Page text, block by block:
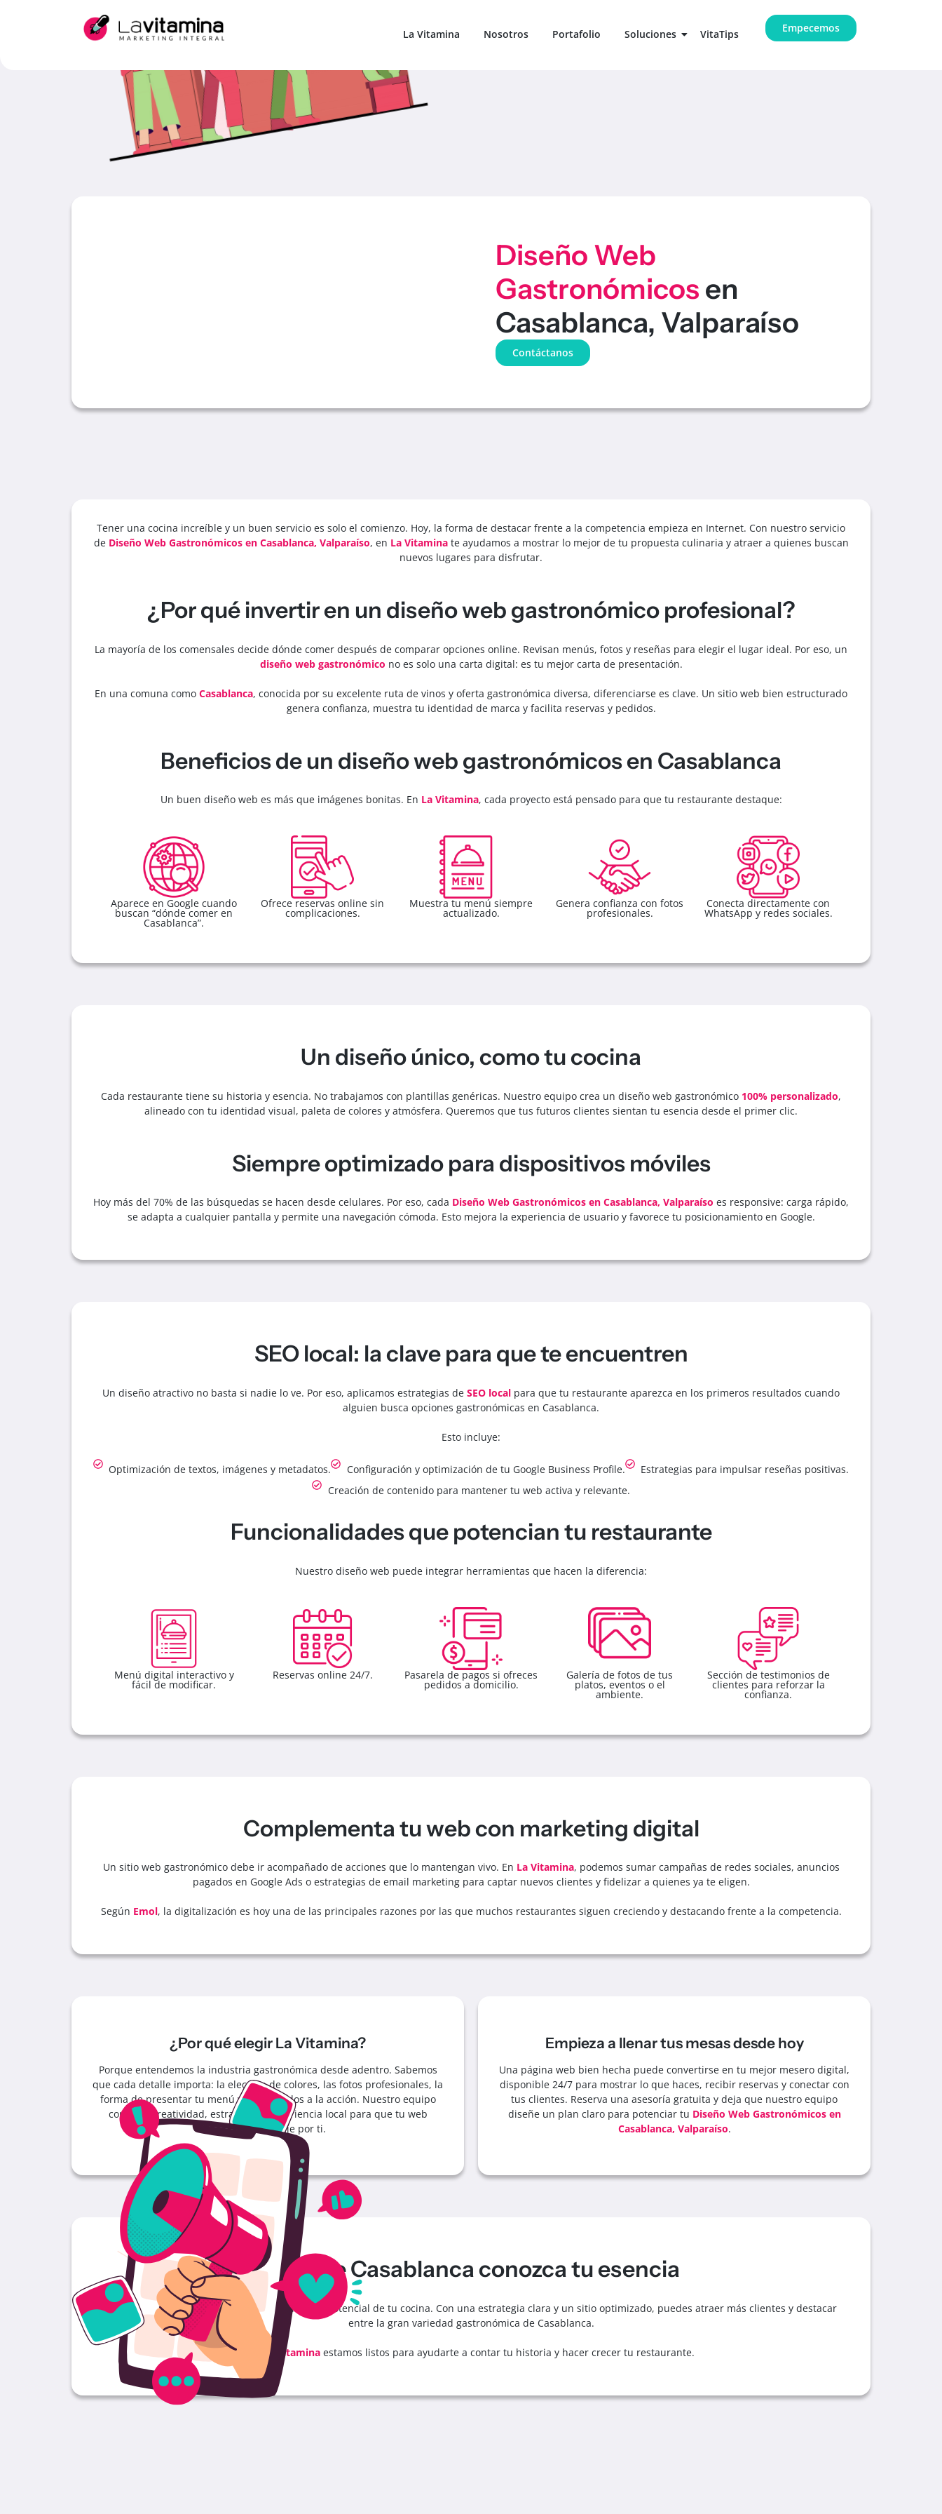
La Vitamina Nosotros Portafolio Soluciones VitaTips Empecemos
Diseño Web
Gastronómicos en
Casablanca, Valparaíso
Contáctanos
Tener una cocina increíble y un buen servicio es solo el comienzo. Hoy, la forma de destacar frente a la competencia empieza en Internet. Con nuestro servicio
de Diseño Web Gastronómicos en Casablanca, Valparaíso, en La Vitaminate ayudamos a mostrar lo mejor de tu propuesta culinaria y atraer a quienes buscan
nuevos lugares para disfrutar.
¿Por qué invertir en un diseño web gastronómico profesional?
La mayoría de los comensales decide dónde comer después de comparar opciones online. Revisan menús, fotos y reseñas para elegir el lugar ideal. Por eso, un
diseño web gastronómico no es solo una carta digital: es tu mejor carta de presentación.
En una comuna como Casablanca, conocida por su excelente ruta de vinos y oferta gastronómica diversa, diferenciarse es clave. Un sitio web bien estructurado
genera confianza, muestra tu identidad de marca y facilita reservas y pedidos.
Beneficios de un diseño web gastronómicos en Casablanca
Un buen diseño web es más que imágenes bonitas. En La Vitamina, cada proyecto está pensado para que tu restaurante destaque:
Aparece en Google cuando
buscan “dónde comer en
Casablanca”.
Ofrece reservas online sin
complicaciones.
Muestra tu menú siempre
actualizado.
Genera confianza con fotos
profesionales.
Conecta directamente con
WhatsApp y redes sociales.
Un diseño único, como tu cocina
Cada restaurante tiene su historia y esencia. No trabajamos con plantillas genéricas. Nuestro equipo crea un diseño web gastronómico 100% personalizado,
alineado con tu identidad visual, paleta de colores y atmósfera. Queremos que tus futuros clientes sientan tu esencia desde el primer clic.
Siempre optimizado para dispositivos móviles
Hoy más del 70% de las búsquedas se hacen desde celulares. Por eso, cada Diseño Web Gastronómicos en Casablanca, Valparaíso es responsive: carga rápido,
se adapta a cualquier pantalla y permite una navegación cómoda. Esto mejora la experiencia de usuario y favorece tu posicionamiento en Google.
SEO local: la clave para que te encuentren
Un diseño atractivo no basta si nadie lo ve. Por eso, aplicamos estrategias de SEO local para que tu restaurante aparezca en los primeros resultados cuando
alguien busca opciones gastronómicas en Casablanca.
Esto incluye:
Optimización de textos, imágenes y metadatos. Configuración y optimización de tu Google Business Profile.
Estrategias para impulsar reseñas positivas.
Creación de contenido para mantener tu web activa y relevante.
Funcionalidades que potencian tu restaurante
Nuestro diseño web puede integrar herramientas que hacen la diferencia:
Menú digital interactivo y
fácil de modificar.
Reservas online 24/7. Pasarela de pagos si ofreces
pedidos a domicilio.
Galería de fotos de tus
platos, eventos o el
ambiente.
Sección de testimonios de
clientes para reforzar la
confianza.
Complementa tu web con marketing digital
Un sitio web gastronómico debe ir acompañado de acciones que lo mantengan vivo. En La Vitamina, podemos sumar campañas de redes sociales, anuncios
pagados en Google Ads o estrategias de email marketing para captar nuevos clientes y fidelizar a quienes ya te eligen.
Según Emol, la digitalización es hoy una de las principales razones por las que muchos restaurantes siguen creciendo y destacando frente a la competencia.
¿Por qué elegir La Vitamina?
Porque entendemos la industria gastronómica desde adentro. Sabemos
que cada detalle importa: la elección de colores, las fotos profesionales, la
forma de presentar tu menú y los llamados a la acción. Nuestro equipo
combina creatividad, estrategia y experiencia local para que tu web
realmente trabaje por ti.
Empieza a llenar tus mesas desde hoy
Una página web bien hecha puede convertirse en tu mejor mesero digital,
disponible 24/7 para mostrar lo que haces, recibir reservas y conectar con
tus clientes. Reserva una asesoría gratuita y deja que nuestro equipo
diseñe un plan claro para potenciar tu Diseño Web Gastronómicos en
Casablanca, Valparaíso.
Haz que Casablanca conozca tu esencia
No dejes que un diseño web genérico limite el potencial de tu cocina. Con una estrategia clara y un sitio optimizado, puedes atraer más clientes y destacar
entre la gran variedad gastronómica de Casablanca.
La Vitaminaestamos listos para ayudarte a contar tu historia y hacer crecer tu restaurante.